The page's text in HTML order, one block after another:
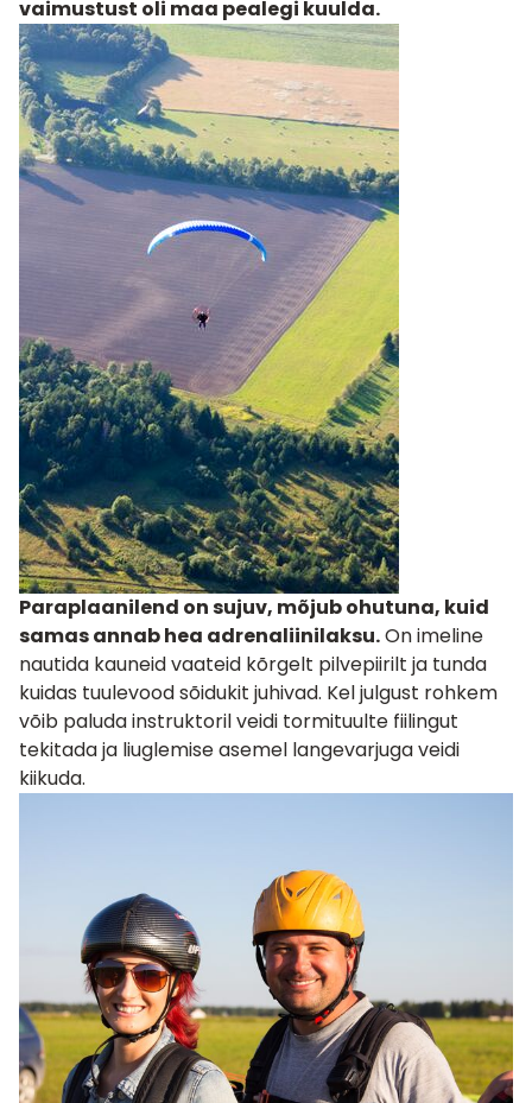
vaimustust oli maa pealegi kuulda.
Paraplaanilend on sujuv, mõjub ohutuna, kuid
samas annab hea adrenaliinilaksu.On imeline
nautida kauneid vaateid kõrgelt pilvepiirilt ja tunda
kuidas tuulevood sõidukit juhivad. Kel julgust rohkem
võib paluda instruktoril veidi tormituulte fiilingut
tekitada ja liuglemise asemel langevarjuga veidi
kiikuda.